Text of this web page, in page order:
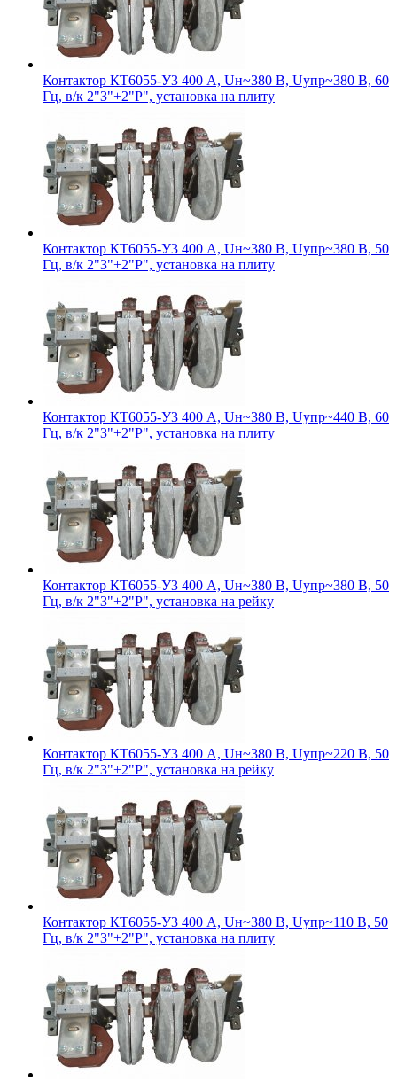
Контактор КТ6055-У3 400 А, Uн~380 В, Uупр~380 В, 60
Гц, в/к 2"З"+2"Р", установка на плиту
Контактор КТ6055-У3 400 А, Uн~380 В, Uупр~380 В, 50
Гц, в/к 2"З"+2"Р", установка на плиту
Контактор КТ6055-У3 400 А, Uн~380 В, Uупр~440 В, 60
Гц, в/к 2"З"+2"Р", установка на плиту
Контактор КТ6055-У3 400 А, Uн~380 В, Uупр~380 В, 50
Гц, в/к 2"З"+2"Р", установка на рейку
Контактор КТ6055-У3 400 А, Uн~380 В, Uупр~220 В, 50
Гц, в/к 2"З"+2"Р", установка на рейку
Контактор КТ6055-У3 400 А, Uн~380 В, Uупр~110 В, 50
Гц, в/к 2"З"+2"Р", установка на плиту